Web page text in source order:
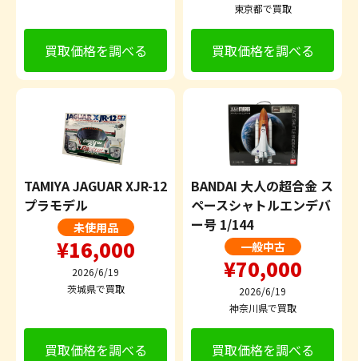
買取価格を調べる
東京都で買取
買取価格を調べる
TAMIYA JAGUAR XJR-12
プラモデル
未使用品
¥16,000
2026/6/19
茨城県で買取
買取価格を調べる
BANDAI 大人の超合金 ス
ペースシャトルエンデバ
ー号 1/144
一般中古
¥70,000
2026/6/19
神奈川県で買取
買取価格を調べる